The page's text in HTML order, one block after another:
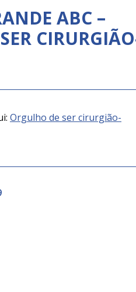
ABC –
Orgulho de ser cirurgião-